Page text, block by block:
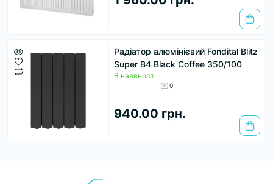
Радіатор алюмінієвий Fondital Blitz
Super B4 Black Coffee 350/100
В наявності
0
940.00 грн.